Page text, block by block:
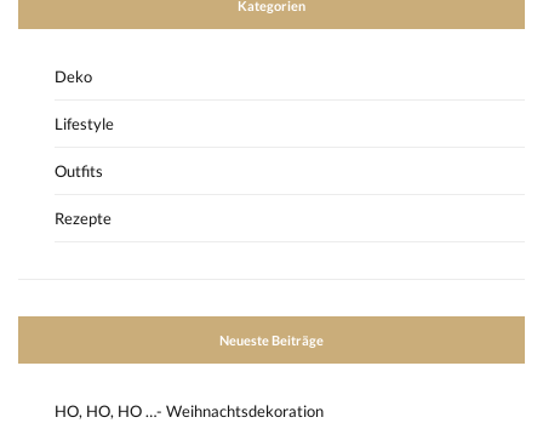
Kategorien
Deko
Lifestyle
Outfits
Rezepte
Neueste Beiträge
HO, HO, HO …- Weihnachtsdekoration